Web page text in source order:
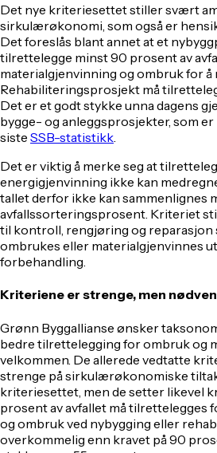
Det nye kriteriesettet stiller svært
sirkulærøkonomi, som også er
Det foreslås blant annet at et
tilrettelegge minst 90 prosent av
materialgjenvinning og ombruk for å
Rehabiliteringsprosjekt må
Det er et godt stykke unna dagens
bygge- og anleggsprosjekter, som
siste SSB-statistikk
Det er viktig å merke seg at
energigjenvinning ikke kan
tallet derfor ikke kan sammenlignes
avfallssorteringsprosent. Kriteriet
til kontroll, rengjøring og reparasjon
ombrukes eller materialgjenvinnes
forbehandling.
Kriteriene er strenge, men
Grønn Byggallianse ønsker
bedre tilrettelegging for ombruk og
velkommen. De allerede vedtatte
strenge på sirkulærøkonomiske
kriteriesettet, men de setter likevel
prosent av avfallet må tilrettelegges
og ombruk ved nybygging eller
overkommelig enn kravet på 90